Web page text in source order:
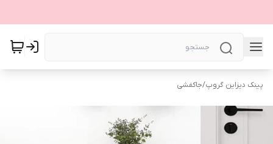
پینک دیزاین گروپ/جاکفشی